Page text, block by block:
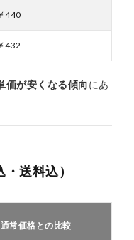
440
432
価が安くなる傾向にあ
送料込）
通常価格との比較